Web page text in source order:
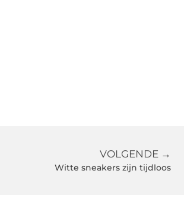
VOLGENDE →
Witte sneakers zijn tijdloos